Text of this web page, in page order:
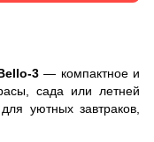
3 — компактное и
сада или летней
уютных завтраков,